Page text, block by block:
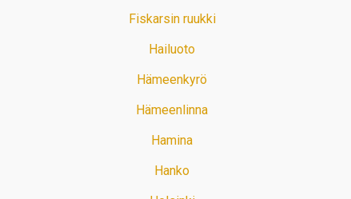
Fiskarsin ruukki
Hailuoto
Hämeenkyrö
Hämeenlinna
Hamina
Hanko